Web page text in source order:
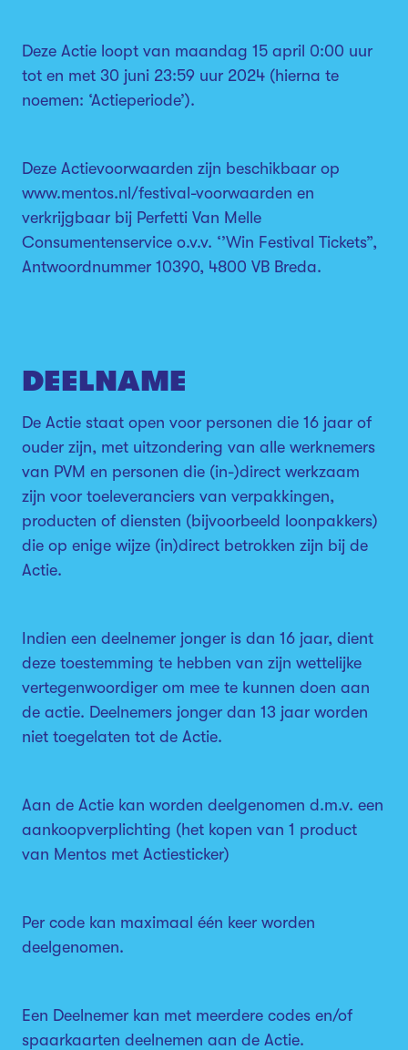
Deze Actie loopt van maandag 15 april 0:00 uur
tot en met 30 juni 23:59 uur 2024 (hierna te
noemen: ‘Actieperiode’).
Deze Actievoorwaarden zijn beschikbaar op
www.mentos.nl/festival-voorwaarden en
verkrijgbaar bij Perfetti Van Melle
Consumentenservice o.v.v. ‘’Win Festival Tickets”,
Antwoordnummer 10390, 4800 VB Breda.
DEELNAME
De Actie staat open voor personen die 16 jaar of
ouder zijn, met uitzondering van alle werknemers
van PVM en personen die (in-)direct werkzaam
zijn voor toeleveranciers van verpakkingen,
producten of diensten (bijvoorbeeld loonpakkers)
die op enige wijze (in)direct betrokken zijn bij de
Actie.
Indien een deelnemer jonger is dan 16 jaar, dient
deze toestemming te hebben van zijn wettelijke
vertegenwoordiger om mee te kunnen doen aan
de actie. Deelnemers jonger dan 13 jaar worden
niet toegelaten tot de Actie.
Aan de Actie kan worden deelgenomen d.m.v. een
aankoopverplichting (het kopen van 1 product
van Mentos met Actiesticker)
Per code kan maximaal één keer worden
deelgenomen.
Een Deelnemer kan met meerdere codes en/of
spaarkaarten deelnemen aan de Actie.